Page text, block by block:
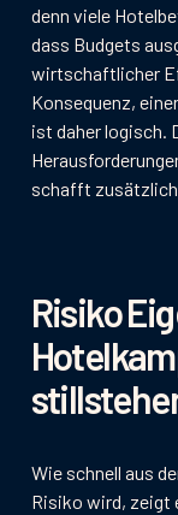
denn viele
dass Budgets
wirtschaftlicher
Konsequenz,
ist daher logisch.
schafft zusätzlich
Risiko
Wie schnell aus
Risiko wird, zeigt